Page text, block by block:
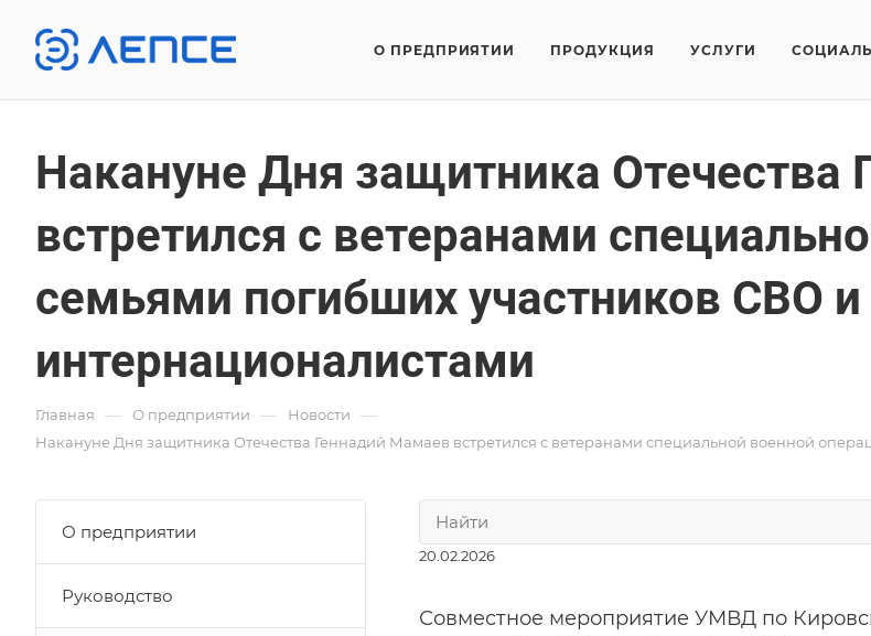
О ПРЕДПРИЯТИИ ПРОДУКЦИЯ УСЛУГИ
Накануне Дня защитника Отечества
встретился с ветеранами
семьями погибших участников СВО
интернационалистами
Главная — О предприятии — Новости —
Накануне Дня защитника Отечества Геннадий Мамаев встретился с ветеранами специальной военной
20.02.2026
Совместное мероприятие УМВД по
О предприятии
Руководство